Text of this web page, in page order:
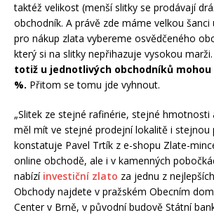
taktéž velikost (menší slitky se prodávají
obchodník. A právě zde máme velkou
pro nákup zlata vybereme osvědčeného
který si na slitky nepřihazuje vysokou marži.
totiž u jednotlivých obchodníků mohou
%. Přitom se tomu jde vyhnout.
„Slitek ze stejné rafinérie, stejné
měl mít ve stejné prodejní lokalitě i stejnou
konstatuje Pavel Trtík z e-shopu Zlate-
online obchodě, ale i v kamenných
nabízí investiční zlato za jednu z
Obchody najdete v pražském Obecním
Center v Brně, v původní budově Státní